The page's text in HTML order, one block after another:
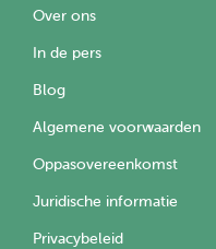
Over ons
In de pers
Blog
Algemene voorwaarden
Oppasovereenkomst
Juridische informatie
Privacybeleid